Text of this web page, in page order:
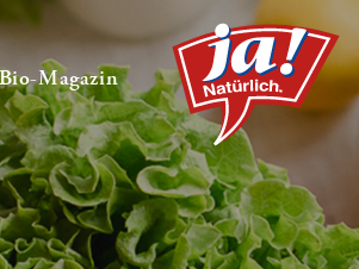
ausklappen
Magazin— Untermenü ausklappen